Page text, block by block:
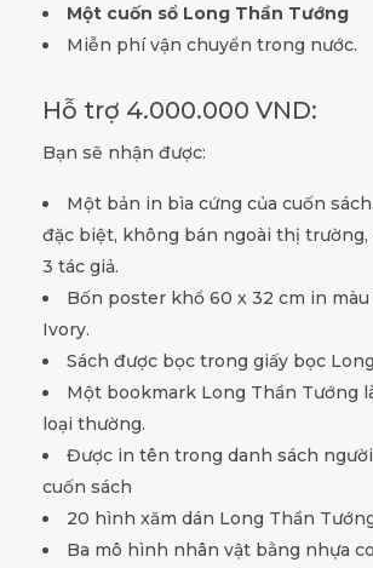
Một cuốn sổ Long Thần Tướng
Miễn phí vận chuyển trong nước.
Hỗ trợ 4.000.000 VND:
Bạn sẽ nhận được:
Một bản in bìa cứng của cuốn
đặc biệt, không bán ngoài thị trường,
3 tác giả.
Bốn poster khổ 60 x 32 cm in
Ivory.
Sách được bọc trong giấy bọc
Một bookmark Long Thần Tướng
loại thường.
Được in tên trong danh sách
cuốn sách
20 hình xăm dán Long Thần
Ba mô hình nhân vật bằng nhựa